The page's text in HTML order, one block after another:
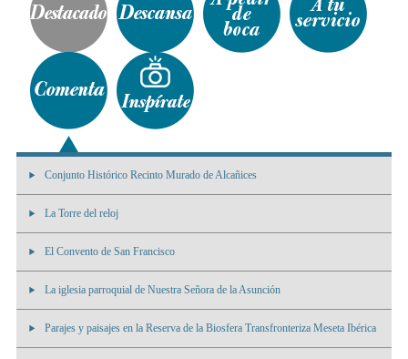
Conjunto Histórico Recinto Murado de Alcañices
La Torre del reloj
El Convento de San Francisco
La iglesia parroquial de Nuestra Señora de la Asunción
Parajes y paisajes en la Reserva de la Biosfera Transfronteriza Meseta Ibérica